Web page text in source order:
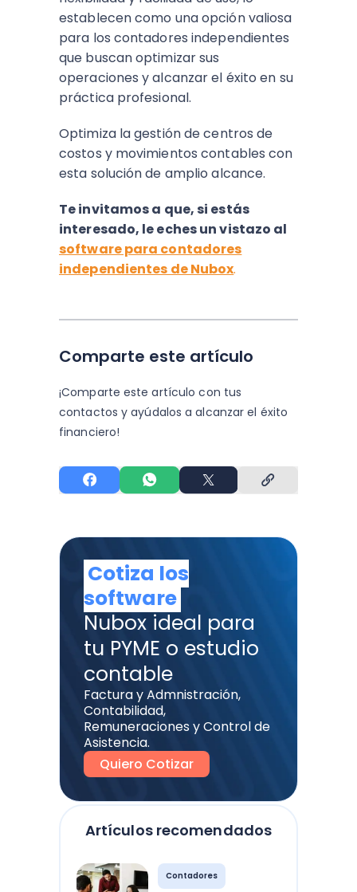
establecen como una opción valiosa
para los contadores independientes
que buscan optimizar sus
operaciones y alcanzar el éxito en su
práctica profesional.
Optimiza la gestión de centros de
costos y movimientos contables con
esta solución de amplio alcance.
Te invitamos a que, si estás
interesado, le eches un vistazo al
software para contadores
independientes de Nubox.
Comparte este artículo
¡Comparte este artículo con tus
contactos y ayúdalos a alcanzar el éxito
financiero!
Artículos recomendados
Contadores
Cotiza los
software
Nubox ideal para
tu PYME o estudio
contable
Factura y Admnistración,
Contabilidad,
Remuneraciones y Control de
Asistencia.
Quiero Cotizar